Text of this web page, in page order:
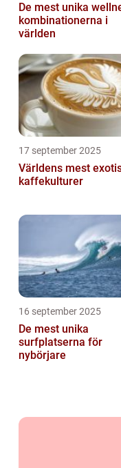
De mest unika
kombinationerna i
världen
17 september 2025
Världens mest
kaffekulturer
16 september 2025
De mest unika
surfplatserna för
nybörjare